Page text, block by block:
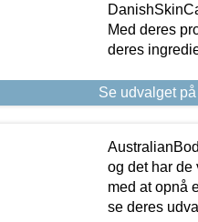
Med deres
deres
Se udvalget
og det har
med at opnå
se deres